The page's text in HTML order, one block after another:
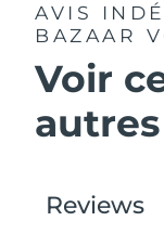
AVIS
BAZAAR
Voir